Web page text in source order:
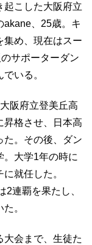
起こした大阪府立
akane、25歳。キ
集め、現在はスー
サポーターダン
いる。
阪府立登美丘高
昇格させ、日本高
た。その後、ダン
。大学1年の時に
就任した。
連覇を果たし、
。
大会まで、生徒た